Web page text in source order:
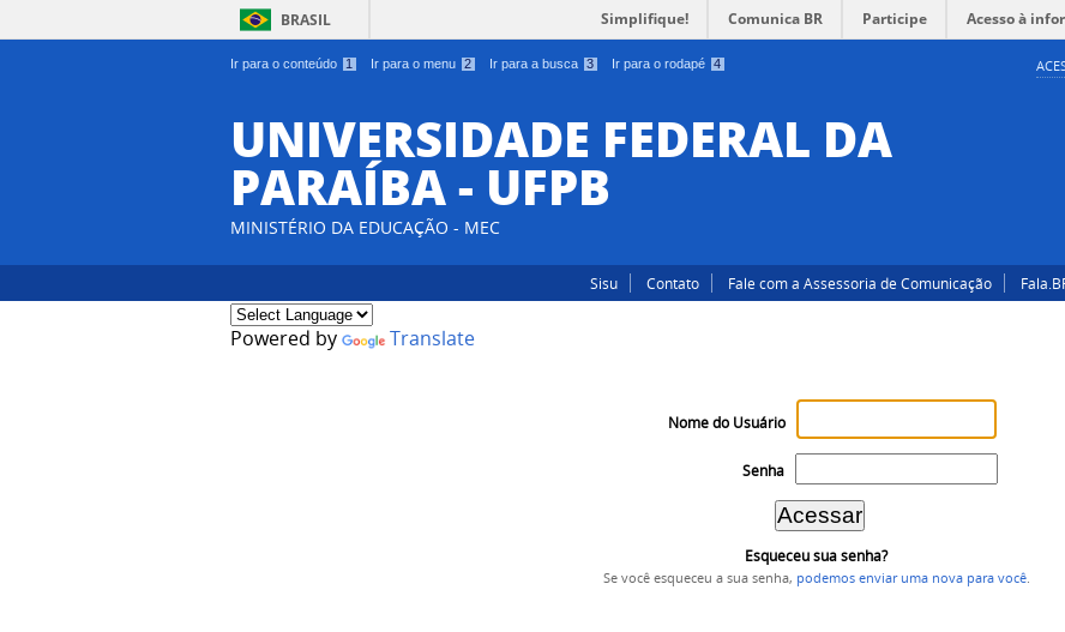
Ir para o conteúdo 1 Ir para o menu 2 Ir para a busca 3 Ir para o rodapé 4
BRASIL Simplifique! Comunica BR Participe Acesso à
UNIVERSIDADE FEDERAL DA
PARAÍBA - UFPB
MINISTÉRIO DA EDUCAÇÃO - MEC
Sisu Contato Fale com a Assessoria de Comunicação
Powered by Translate
Nome do Usuário
Senha
Esqueceu sua senha?
Se você esqueceu a sua senha, podemos enviar uma nova para você.